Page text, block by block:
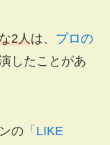
2人は、 プロの
したことがあ
の「LIKE